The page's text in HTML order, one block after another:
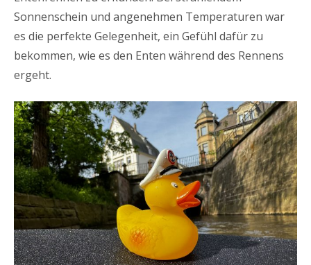
Sonnenschein und angenehmen Temperaturen war
es die perfekte Gelegenheit, ein Gefühl dafür zu
bekommen, wie es den Enten während des Rennens
ergeht.